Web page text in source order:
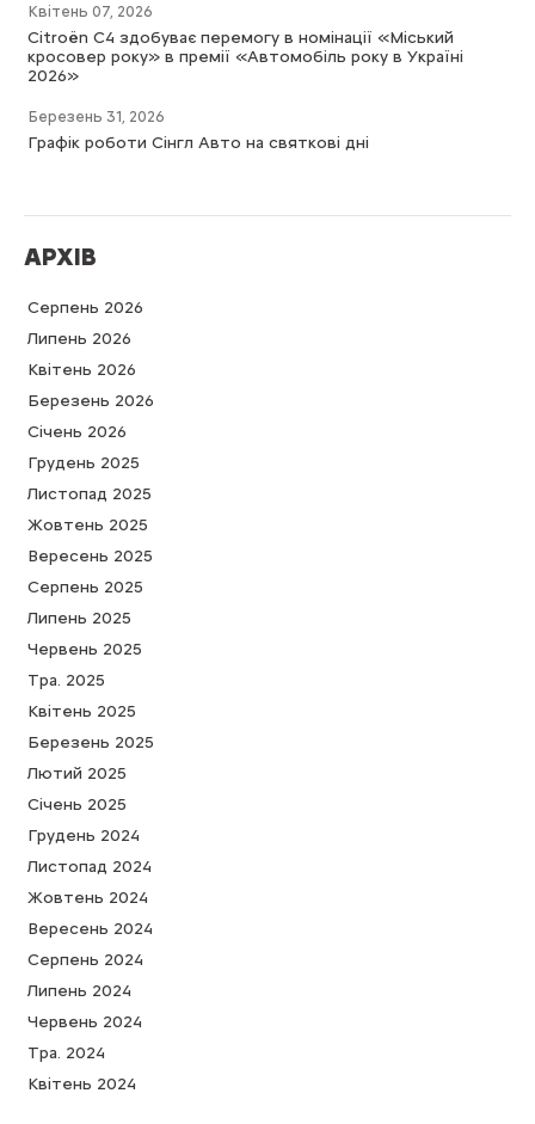
Квітень 07, 2026
Citroën C4 здобуває перемогу в номінації «Міський
кросовер року» в премії «Автомобіль року в Україні
2026»
Березень 31, 2026
Графік роботи Сінгл Авто на святкові дні
АРХІВ
Серпень 2026
Липень 2026
Квітень 2026
Березень 2026
Cічень 2026
Грудень 2025
Листопад 2025
Жовтень 2025
Вересень 2025
Серпень 2025
Липень 2025
Червень 2025
Тра. 2025
Квітень 2025
Березень 2025
Лютий 2025
Cічень 2025
Грудень 2024
Листопад 2024
Жовтень 2024
Вересень 2024
Серпень 2024
Липень 2024
Червень 2024
Тра. 2024
Квітень 2024